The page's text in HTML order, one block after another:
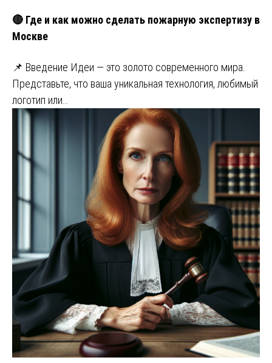
🔴 Где и как можно сделать пожарную экспертизу в
Москве
📌 Введение Идеи — это золото современного мира.
Представьте, что ваша уникальная технология, любимый
логотип или…